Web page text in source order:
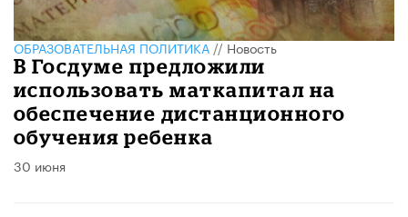
ОБРАЗОВАТЕЛЬНАЯ ПОЛИТИКА//Новость
В Госдуме предложили
использовать маткапитал на
обеспечение дистанционного
обучения ребенка
30 июня